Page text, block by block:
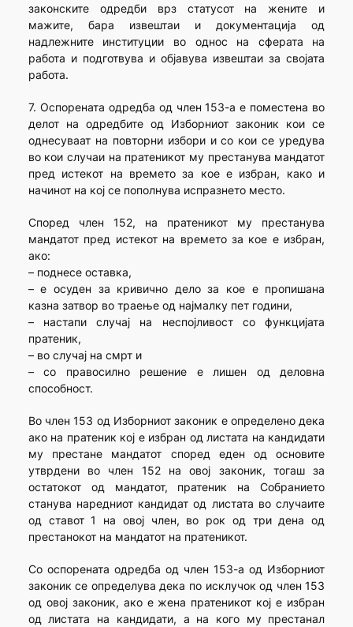
законските одредби врз статусот на жените и
мажите, бара извештаи и документација од
надлежните институции во однос на сферата на
работа и подготвува и објавува извештаи за својата
работа.
7. Оспорената одредба од член 153-а е поместена во
делот на одредбите од Изборниот законик кои се
однесуваат на повторни избори и со кои се уредува
во кои случаи на пратеникот му престанува мандатот
пред истекот на времето за кое е избран, како и
начинот на кој се пополнува испразнето место.
Според член 152, на пратеникот му престанува
мандатот пред истекот на времето за кое е избран,
ако:
– поднесе оставка,
– е осуден за кривично дело за кое е пропишана
казна затвор во траење од најмалку пет години,
– настапи случај на неспојливост со функцијата
пратеник,
– во случај на смрт и
– со правосилно решение е лишен од деловна
способност.
Во член 153 од Изборниот законик е определено дека
ако на пратеник кој е избран од листата на кандидати
му престане мандатот според еден од основите
утврдени во член 152 на овој законик, тогаш за
остатокот од мандатот, пратеник на Собранието
станува наредниот кандидат од листата во случаите
од ставот 1 на овој член, во рок од три дена од
престанокот на мандатот на пратеникот.
Со оспорената одредба од член 153-а од Изборниот
законик се определува дека по исклучок од член 153
од овој законик, ако е жена пратеникот кој е избран
од листата на кандидати, а на кого му престанал